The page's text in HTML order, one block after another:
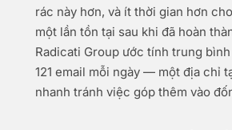
rác này hơn, và ít thời gian hơn
một lần tồn tại sau khi đã hoàn
Radicati Group ước tính trung
121 email mỗi ngày — một địa chỉ
nhanh tránh việc góp thêm vào